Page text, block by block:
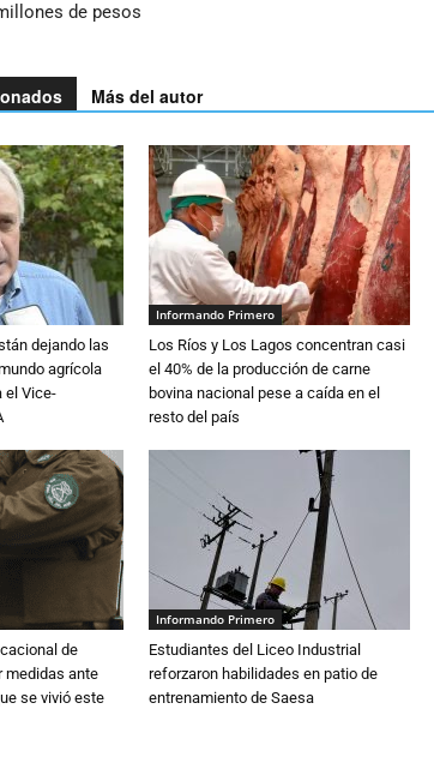
de pesos
Más del autor
dejando las
agrícola
el Vice-
Informando Primero
Los Ríos y Los Lagos concentran casi
el 40% de la producción de carne
bovina nacional pese a caída en el
resto del país
de
medidas ante
se vivió este
Informando Primero
Estudiantes del Liceo Industrial
reforzaron habilidades en patio de
entrenamiento de Saesa